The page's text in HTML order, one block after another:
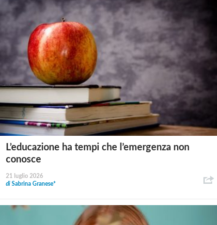
L’educazione ha tempi che l’emergenza non
conosce
21 luglio 2026
di Sabrina Granese*